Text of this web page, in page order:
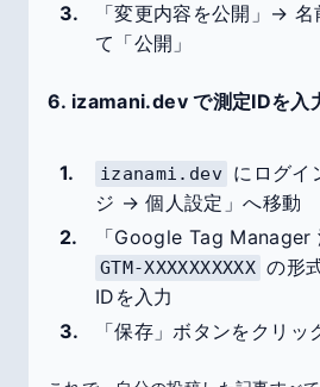
「変更内容を公開」→
て「公開」
6. izamani.dev で測定IDを入
izanami.dev にログイ
ジ → 個人設定」へ移動
「Google Tag Manager
GTM-XXXXXXXXXX の形
IDを入力
「保存」ボタンをクリッ